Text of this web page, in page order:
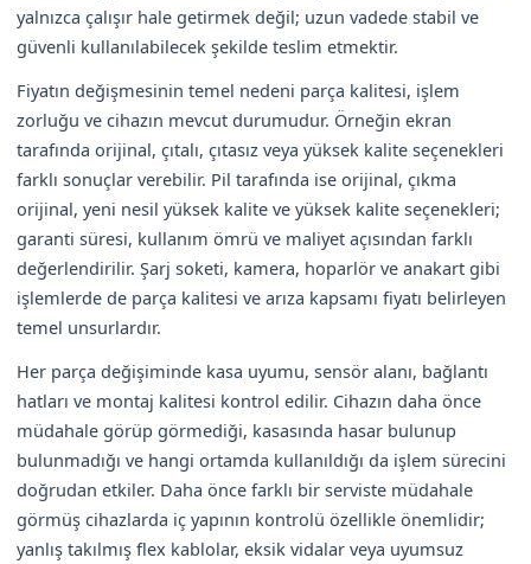
yalnızca çalışır hale getirmek değil; uzun vadede stabil ve
güvenli kullanılabilecek şekilde teslim etmektir.
Fiyatın değişmesinin temel nedeni parça kalitesi, işlem
zorluğu ve cihazın mevcut durumudur. Örneğin ekran
tarafında orijinal, çıtalı, çıtasız veya yüksek kalite seçenekleri
farklı sonuçlar verebilir. Pil tarafında ise orijinal, çıkma
orijinal, yeni nesil yüksek kalite ve yüksek kalite seçenekleri;
garanti süresi, kullanım ömrü ve maliyet açısından farklı
değerlendirilir. Şarj soketi, kamera, hoparlör ve anakart gibi
işlemlerde de parça kalitesi ve arıza kapsamı fiyatı belirleyen
temel unsurlardır.
Her parça değişiminde kasa uyumu, sensör alanı, bağlantı
hatları ve montaj kalitesi kontrol edilir. Cihazın daha önce
müdahale görüp görmediği, kasasında hasar bulunup
bulunmadığı ve hangi ortamda kullanıldığı da işlem sürecini
doğrudan etkiler. Daha önce farklı bir serviste müdahale
görmüş cihazlarda iç yapının kontrolü özellikle önemlidir;
yanlış takılmış flex kablolar, eksik vidalar veya uyumsuz